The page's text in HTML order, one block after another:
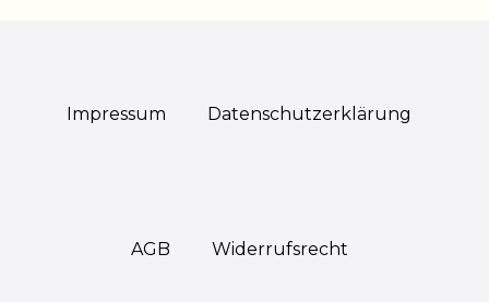
Impressum Daten­schutz­erklärung
AGB Widerrufs­recht